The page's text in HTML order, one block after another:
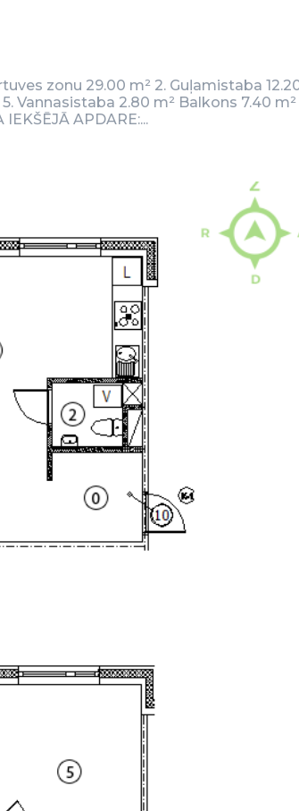
zonu 29.00 m² 2. Guļamistaba
Vannasistaba 2.80 m² Balkons 7.40 m²
APDARE:...